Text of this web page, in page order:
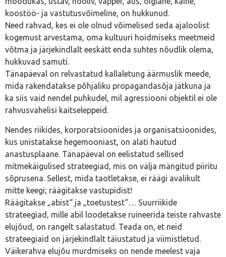
koostöö- ja vastutusvõimeline, on hukkunud.
Need rahvad, kes ei ole olnud võimelised seda ajaloolist
kogemust arvestama, oma kultuuri hoidmiseks meetmeid
võtma ja järjekindlalt eeskätt enda suhtes nõudlik olema,
hukkuvad samuti.
Tänapäeval on relvastatud kallaletung äärmuslik meede,
mida rakendatakse põhjaliku propagandasõja jätkuna ja
ka siis vaid nendel puhkudel, mil agressiooni objektil ei ole
rahvusvahelisi kaitseleppeid.
Nendes riikides, korporatsioonides ja organisatsioonides,
kus unistatakse hegemooniast, on alati hautud
anastusplaane. Tänapäeval on eelistatud sellised
mitmekäigulised strateegiad, mis on välja mängitud piiritu
sõprusena. Sellest, mida taotletakse, ei räägi avalikult
mitte keegi; räägitakse vastupidist!
Räägitakse „abist“ ja „toetustest“… Suurriikide
strateegiad, mille abil loodetakse ruineerida teiste rahvaste
elujõud, on rangelt salastatud. Teada on, et neid
strateegiaid on järjekindlalt täiustatud ja viimistletud.
Väikerahva elujõu murdmiseks on nende meelest vaja